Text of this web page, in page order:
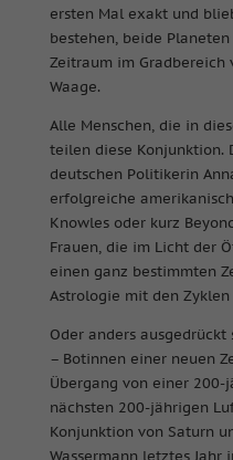
ersten Mal exakt und
bestehen, beide
Zeitraum im Gradbereich
Waage.
Alle Menschen, die in
teilen diese Konjunktion.
deutschen Politikerin
erfolgreiche
Knowles oder kurz
Frauen, die im Licht der
einen ganz bestimmten
Astrologie mit den
Oder anders
– Botinnen einer neuen
Übergang von einer 200-
nächsten 200-jährigen
Konjunktion von Saturn
Wassermann letztes Jahr